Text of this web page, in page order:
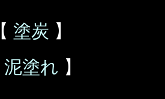
【 塗炭 】
泥塗れ 】